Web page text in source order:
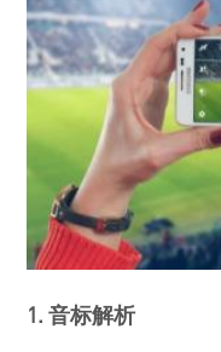
1. 音标解析